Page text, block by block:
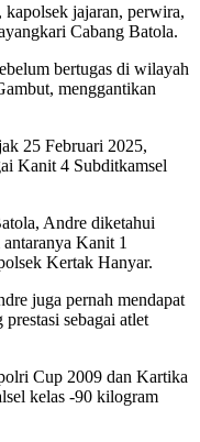
kapolsek jajaran, perwira,
Cabang Batola.
bertugas di wilayah
menggantikan
25 Februari 2025,
Kanit 4 Subditkamsel
Andre diketahui
Kanit 1
Kertak Hanyar.
juga pernah mendapat
sebagai atlet
Cup 2009 dan Kartika
kelas -90 kilogram